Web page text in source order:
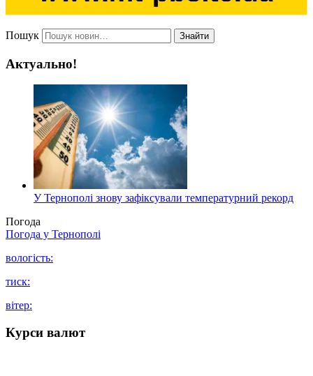
Пошук Знайти
Актуально!
У Тернополі знову зафіксували температурний рекорд
Погода
Погода у Тернополі
вологість:
тиск:
вітер:
Курси валют